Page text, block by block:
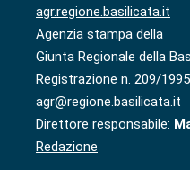
agr.regione.basilicata.it
Agenzia stampa della
Giunta Regionale della
Registrazione n. 209/
agr@regione.basilicata.it
Direttore responsabile:
Redazione